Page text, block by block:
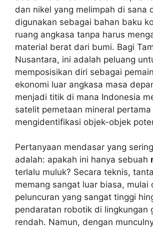
dan nikel yang melimpah di sana
digunakan sebagai bahan baku
ruang angkasa tanpa harus
material berat dari bumi. Bagi
Nusantara, ini adalah peluang
memposisikan diri sebagai
ekonomi luar angkasa masa
menjadi titik di mana Indonesia
satelit pemetaan mineral
mengidentifikasi objek-objek
Pertanyaan mendasar yang
adalah: apakah ini hanya sebuah
terlalu muluk? Secara teknis,
memang sangat luar biasa, mulai
peluncuran yang sangat tinggi
pendaratan robotik di lingkungan
rendah. Namun, dengan